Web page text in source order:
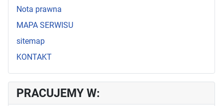
Nota prawna
MAPA SERWISU
sitemap
KONTAKT
PRACUJEMY W: